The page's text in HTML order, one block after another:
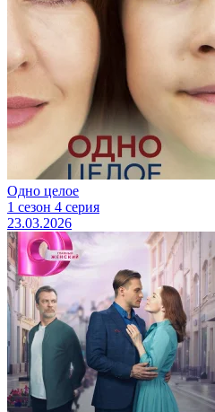
Одно целое
1 сезон 4 серия
23.03.2026